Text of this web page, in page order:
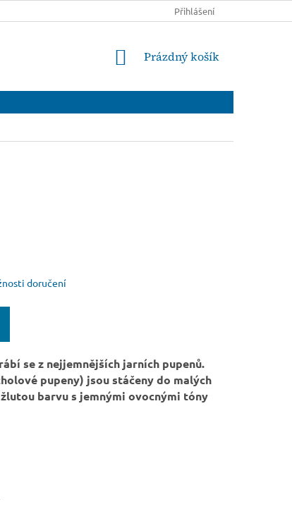
PLATBĚ PODMÍNKY
Přihlášení
NÁKUPNÍ
Prázdný košík
doručení
se z nejjemnějších jarních pupenů.
pupeny) jsou stáčeny do malých
barvu s jemnými ovocnými tóny